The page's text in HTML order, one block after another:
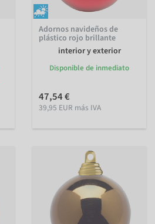
Adornos navideños de
plástico rojo brillante
interior y exterior
Disponible de inmediato
47,54 €
39,95 EUR más IVA